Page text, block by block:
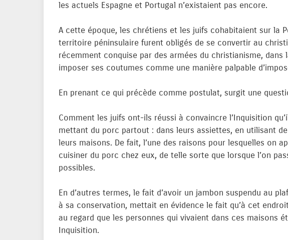
les actuels Espagne et Portugal n’existaient pas encore.
A cette époque, les chrétiens et les juifs cohabitaient sur la
territoire péninsulaire furent obligés de se convertir au
récemment conquise par des armées du christianisme,
imposer ses coutumes comme une manière palpable
En prenant ce qui précède comme postulat, surgit une
Comment les juifs ont-ils réussi à convaincre l’Inquisition
mettant du porc partout : dans leurs assiettes, en utilisant
leurs maisons. De fait, l’une des raisons pour lesquelles on
cuisiner du porc chez eux, de telle sorte que lorsque l’on
possibles.
En d’autres termes, le fait d’avoir un jambon suspendu au
à sa conservation, mettait en évidence le fait qu’à cet
au regard que les personnes qui vivaient dans ces maisons
Inquisition.